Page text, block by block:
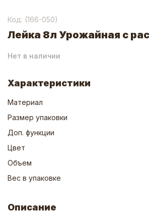
Код: (166-050)
Лейка 8л Урожайная с
Нет в наличии
Характеристики
Материал
Размер упаковки
Доп. функции
Цвет
Объем
Вес в упаковке
Описание